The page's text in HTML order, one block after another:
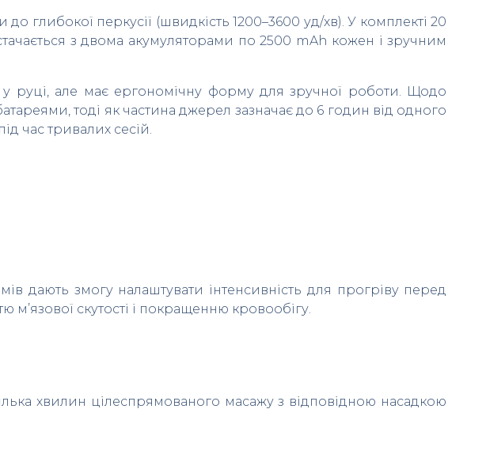
глибокої перкусії (швидкість 1200–3600 уд/хв). У комплекті 20
з двома акумуляторами по 2500 mAh кожен і зручним
руці, але має ергономічну форму для зручної роботи. Щодо
тоді як частина джерел зазначає до 6 годин від одного
час тривалих сесій.
дають змогу налаштувати інтенсивність для прогріву перед
скутості і покращенню кровообігу.
хвилин цілеспрямованого масажу з відповідною насадкою